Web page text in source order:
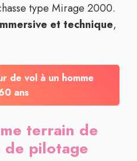
type Mirage 2000.
et technique,
de vol à un homme
ans
terrain de
de pilotage